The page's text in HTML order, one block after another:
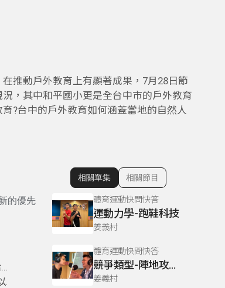
推動戶外教育上有顯著成果，7月28日節
，其中和平國小更是全台中市的戶外教育
?台中的戶外教育如何涵蓋當地的自然人
的優先
顯示相關單集
相關單集 相關節目
體育運動快問快答
運動力學-跑鞋科技
姜義村
體育運動快問快答
競爭類型-陣地攻守型運動
姜義村